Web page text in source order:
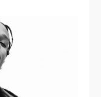
Charlatans